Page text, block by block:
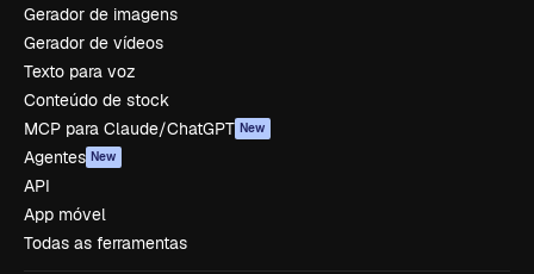
Gerador de imagens
Gerador de vídeos
Texto para voz
Conteúdo de stock
MCP para Claude/ChatGPT New
Agentes New
API
App móvel
Todas as ferramentas